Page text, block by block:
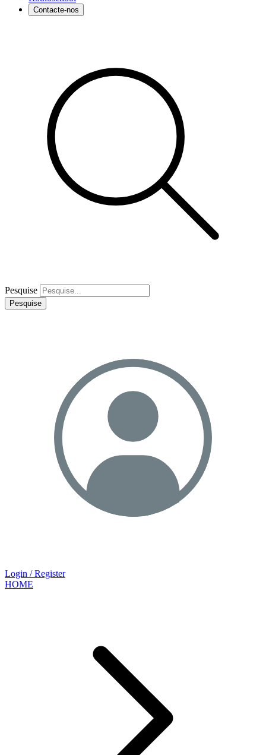
Contacte-nos
Pesquise
Pesquise
Login / Register
HOME